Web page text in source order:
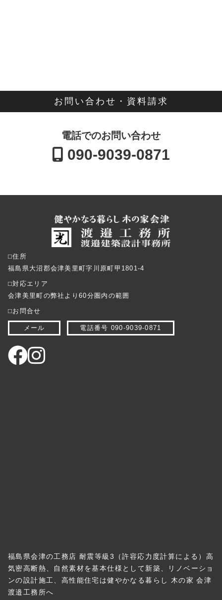
お問い合わせ・資料請求
電話でのお問い合わせ
090-9039-0871
⬜︎住所
福島県大沼郡会津美里町字川原町甲1801-4
⬜︎対応エリア
会津美里町の弊社より60分圏内の範囲
⬜︎お問合せ
メール 電話番号 090-9039-0871
福島県会津の工務店 耐震等級3（許容応力度計算による）高
気密高断熱、自然素材を基本仕様として新築、リノベーショ
ンの設計施工、高性能住宅は健やかなる暮らし 木の家 会津
渡邉工務所へ